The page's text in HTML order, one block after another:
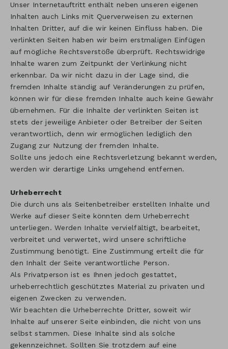
Unser Internetauftritt enthält neben unseren eigenen
Inhalten auch Links mit Querverweisen zu externen
Inhalten Dritter, auf die wir keinen Einfluss haben. Die
verlinkten Seiten haben wir beim erstmaligen Einfügen
auf mögliche Rechtsverstöße überprüft. Rechtswidrige
Inhalte waren zum Zeitpunkt der Verlinkung nicht
erkennbar. Da wir nicht dazu in der Lage sind, die
fremden Inhalte ständig auf Veränderungen zu prüfen,
können wir für diese fremden Inhalte auch keine Gewähr
übernehmen. Für die Inhalte der verlinkten Seiten ist
stets der jeweilige Anbieter oder Betreiber der Seiten
verantwortlich, denn wir ermöglichen lediglich den
Zugang zur Nutzung der fremden Inhalte.
Sollte uns jedoch eine Rechtsverletzung bekannt werden,
werden wir derartige Links umgehend entfernen.
Urheberrecht
Die durch uns als Seitenbetreiber erstellten Inhalte und
Werke auf dieser Seite könnten dem Urheberrecht
unterliegen. Werden Inhalte vervielfältigt, bearbeitet,
verbreitet und verwertet, wird unsere schriftliche
Zustimmung benötigt. Eine Zustimmung erteilt die für
den Inhalt der Seite verantwortliche Person.
Als Privatperson ist es Ihnen jedoch gestattet,
urheberrechtlich geschütztes Material zu privaten und
eigenen Zwecken zu verwenden.
Wir beachten die Urheberrechte Dritter, soweit wir
Inhalte auf unserer Seite einbinden, die nicht von uns
selbst stammen. Diese Inhalte sind als solche
gekennzeichnet. Sollten Sie trotzdem auf eine